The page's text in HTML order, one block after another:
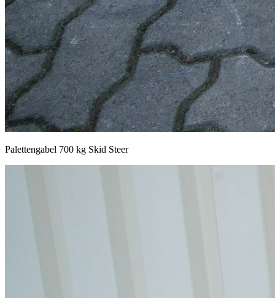
Palettengabel 700 kg Skid Steer